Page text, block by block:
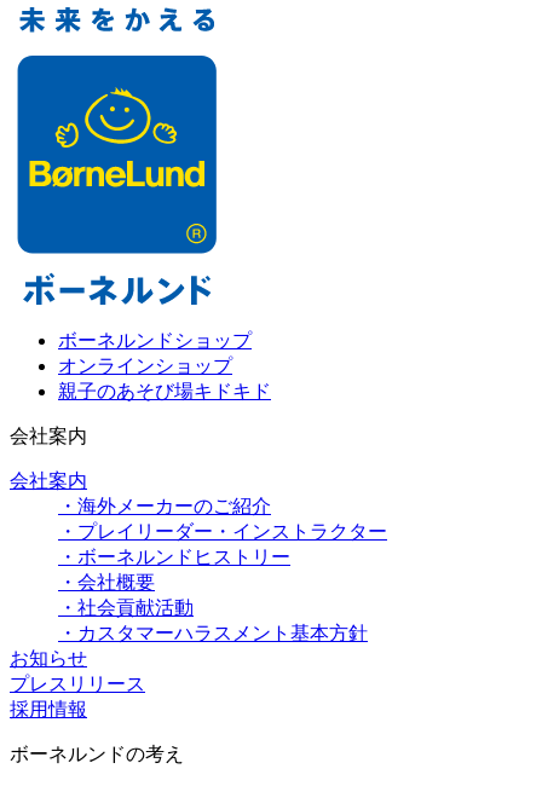
ボーネルンドショップ
オンラインショップ
親子のあそび場キドキド
会社案内
会社案内
・海外メーカーのご紹介
・プレイリーダー・インストラクター
・ボーネルンドヒストリー
・会社概要
・社会貢献活動
・カスタマーハラスメント基本方針
お知らせ
プレスリリース
採用情報
ボーネルンドの考え